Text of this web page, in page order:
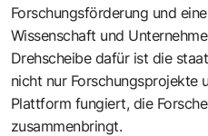
Forschungsförderung und
Wissenschaft und
Drehscheibe dafür ist die
nicht nur Forschungsprojekte
Plattform fungiert, die
zusammenbringt.